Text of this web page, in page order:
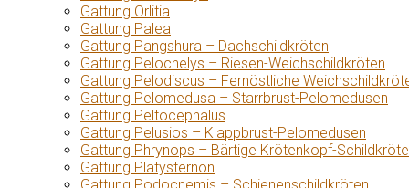
Gattung Orlitia
Gattung Palea
Gattung Pangshura – Dachschildkröten
Gattung Pelochelys – Riesen-Weichschildkröten
Gattung Pelodiscus – Fernöstliche
Gattung Pelomedusa – Starrbrust-Pelomedusen
Gattung Peltocephalus
Gattung Pelusios – Klappbrust-Pelomedusen
Gattung Phrynops – Bärtige Krötenkopf-
Gattung Platysternon